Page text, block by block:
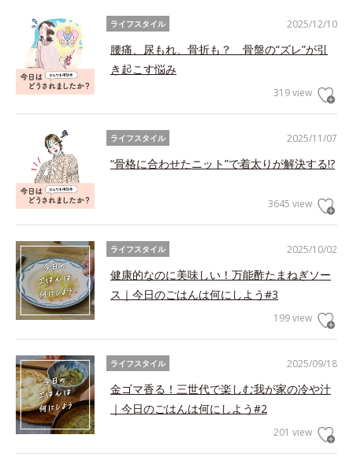
2025/12/10
ライフスタイル
腰痛、尿もれ、骨折も？ 骨盤の“ズレ”が引
き起こす悩み
319 view
2025/11/07
ライフスタイル
“骨格に合わせたニット”で着太りが解決する!?
3645 view
2025/10/02
ライフスタイル
健康的なのに美味しい！万能酢たまねぎソー
ス｜今日のごはんは何にしよう#3
199 view
2025/09/18
ライフスタイル
金ゴマ香る！三世代で楽しむ我が家の冷や汁
｜今日のごはんは何にしよう#2
201 view